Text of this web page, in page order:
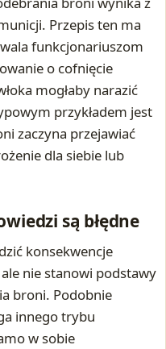
Przepis ten ma
funkcjonariuszom
o cofnięcie
mogłaby narazić
przykładem jest
zaczyna przejawiać
dla siebie lub
są błędne
konsekwencje
nie stanowi podstawy
broni. Podobnie
innego trybu
w sobie